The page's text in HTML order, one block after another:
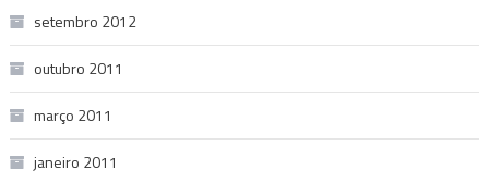
setembro 2012
outubro 2011
março 2011
janeiro 2011